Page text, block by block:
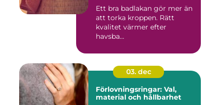
Ett bra badlakan gör mer än
att torka kroppen. Rätt
kvalitet värmer efter
havsba...
03. dec
Förlovningsringar: Val,
material och hållbarhet